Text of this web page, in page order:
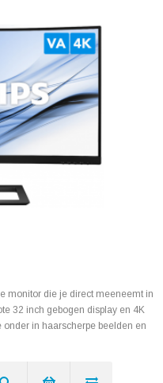
monitor die je direct meeneemt in
32 inch gebogen display en 4K
in haarscherpe beelden en